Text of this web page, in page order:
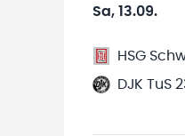
Sa, 13.09.
HSG
DJK TuS